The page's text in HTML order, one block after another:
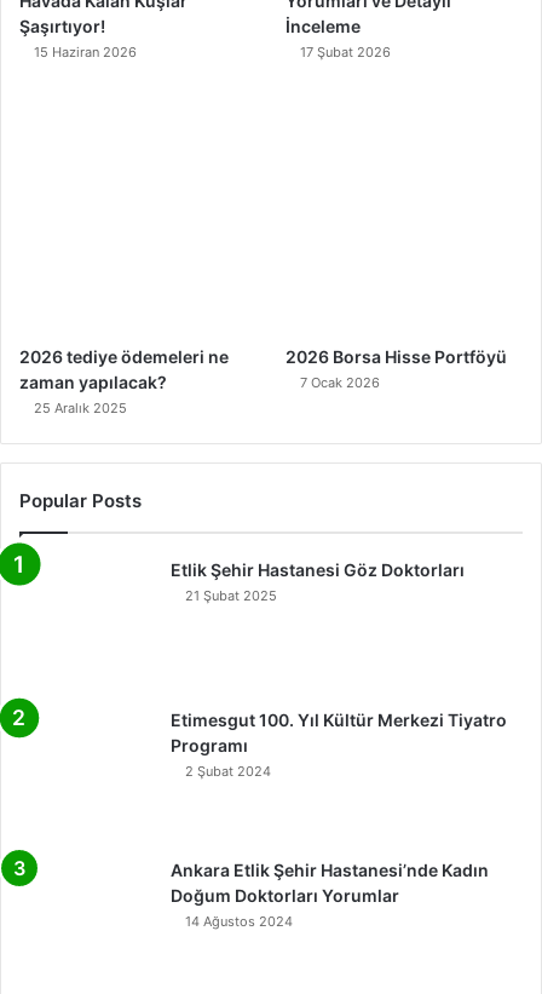
Şaşırtıyor!
15 Haziran 2026
İnceleme
17 Şubat 2026
2026 tediye ödemeleri ne
zaman yapılacak?
25 Aralık 2025
2026 Borsa Hisse Portföyü
7 Ocak 2026
Popular Posts
Etlik Şehir Hastanesi Göz Doktorları
21 Şubat 2025
Etimesgut 100. Yıl Kültür Merkezi Tiyatro
Programı
2 Şubat 2024
Ankara Etlik Şehir Hastanesi’nde Kadın
Doğum Doktorları Yorumlar
14 Ağustos 2024